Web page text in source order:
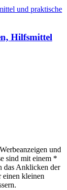
Hilfsmittel
und
sind mit einem *
das Anklicken der
einen kleinen